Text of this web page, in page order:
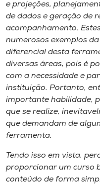
Editora
Rádio
Museu
Unoesc
Store
Selecione
o idioma
e projeções,
de dados e geração de
acompanhamento.
numerosos exemplos
diferencial desta
diversas áreas, pois é
com a necessidade e
instituição. Portanto,
importante habilidade,
que se realize,
que demandam de
ferramenta.
Tendo isso em vista,
proporcionar um curso
conteúdo de forma